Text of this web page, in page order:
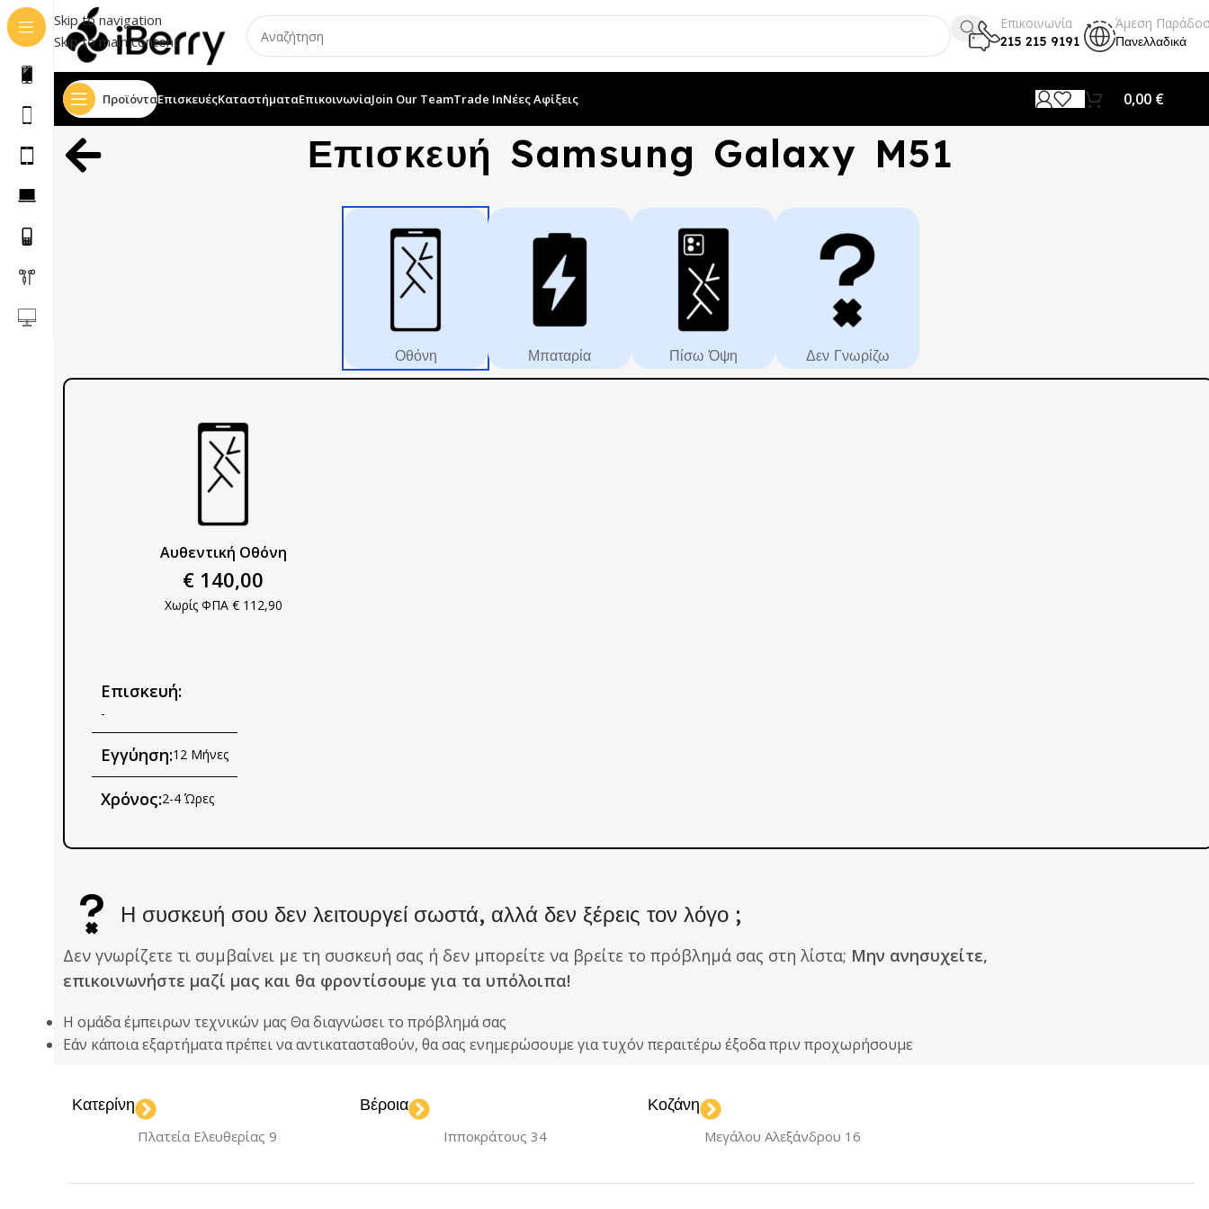
Skip to navigation
Skip to main content
Επικοινωνία
215 215 9191
Άμεση
Πανελλαδικά
ΠροϊόνταΕπισκευέςΚαταστήματαΕπικοινωνίαJoin Our TeamTrade InΝέες Αφίξεις 0,00 €
Επισκευή Samsung Galaxy M51
Οθόνη Μπαταρία Πίσω Όψη Δεν Γνωρίζω
Αυθεντική Οθόνη
€ 140,00
Χωρίς ΦΠΑ € 112,90
Επισκευή:
-
Εγγύηση:12 Μήνες
Χρόνος:2-4 Ώρες
Η συσκευή σου δεν λειτουργεί σωστά, αλλά δεν ξέρεις τον λόγο ;
Δεν γνωρίζετε τι συμβαίνει με τη συσκευή σας ή δεν μπορείτε να βρείτε το πρόβλημά σας στη λίστα; Μην ανησυχείτε,
επικοινωνήστε μαζί μας και θα φροντίσουμε για τα υπόλοιπα!
Η ομάδα έμπειρων τεχνικών μας Θα διαγνώσει το πρόβλημά σας
Εάν κάποια εξαρτήματα πρέπει να αντικατασταθούν, θα σας ενημερώσουμε για τυχόν περαιτέρω έξοδα πριν προχωρήσουμε
Κατερίνη
Πλατεία Ελευθερίας 9
Βέροια
Ιπποκράτους 34
Κοζάνη
Μεγάλου Αλεξάνδρου 16